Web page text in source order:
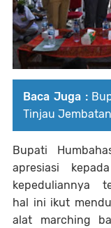
Baca Juga :
Tinjau
Bupati
apresiasi
kepeduliannya
hal ini ikut
alat marching